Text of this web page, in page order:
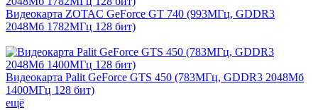
Видеокарта ZOTAC GeForce GT 740 (993МГц, GDDR3
2048Мб 1782МГц 128 бит)
Видеокарта Palit GeForce GTS 450 (783МГц, GDDR3 2048Мб
1400МГц 128 бит)
ещё